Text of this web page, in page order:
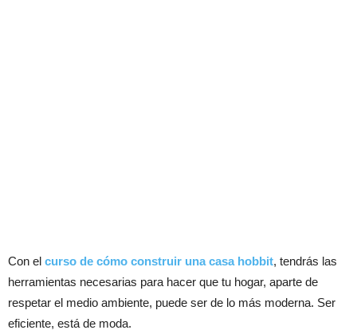
Con el curso de cómo construir una casa hobbit, tendrás las
herramientas necesarias para hacer que tu hogar, aparte de
respetar el medio ambiente, puede ser de lo más moderna. Ser
eficiente, está de moda.